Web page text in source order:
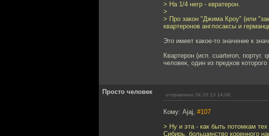
> На 1/4 негр - квратерон.
>
> Про закон "Джима Кроу" (или
квартеронов англосаксы и
Это имеет какое-то значение к
Квартерон (исп. cuarterоn,
человек, один из предков
Просто человек отправлено 24.10.13 14:06
Кому: Ajaj, #107
> Ну и эта - как быть потомкам
Сибирь, большинство коренного